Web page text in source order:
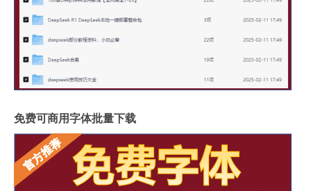
免费可商用字体批量下载